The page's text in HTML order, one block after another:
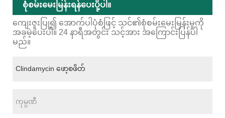
စုံစမ်းမေးမြန်းရန်ပေးပို့ပါ။
ကျေးဇူးပြု၍ အောက်ပါပုံစံဖြင့် သင်၏စုံစမ်းမေးမြန်းမှုကို
အခမဲ့ပေးပါ။ 24 နာရီအတွင်း သင့်အား အကြောင်းပြန်ပါ
မည်။